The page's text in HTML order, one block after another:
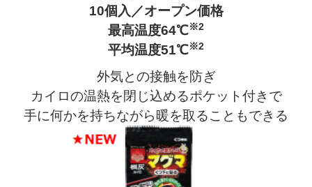
10個入／オープン価格
最高温度64℃※2
平均温度51℃※2
外気との接触を防ぎ
カイロの温熱を閉じ込めるポケット付きで
手に何かを持ちながら暖を取ることもできる